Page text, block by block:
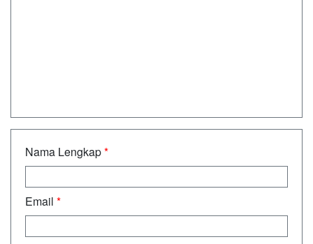
Nama Lengkap*
Email *